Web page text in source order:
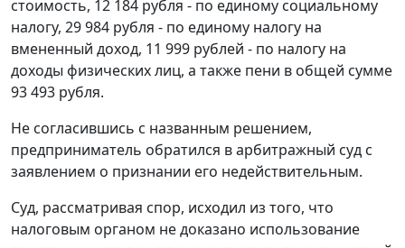
стоимость, 12 184 рубля - по единому социальному
налогу, 29 984 рубля - по единому налогу на
вмененный доход, 11 999 рублей - по налогу на
доходы физических лиц, а также пени в общей сумме
93 493 рубля.
Не согласившись с названным решением,
предприниматель обратился в арбитражный суд с
заявлением о признании его недействительным.
Суд, рассматривая спор, исходил из того, что
налоговым органом не доказано использование